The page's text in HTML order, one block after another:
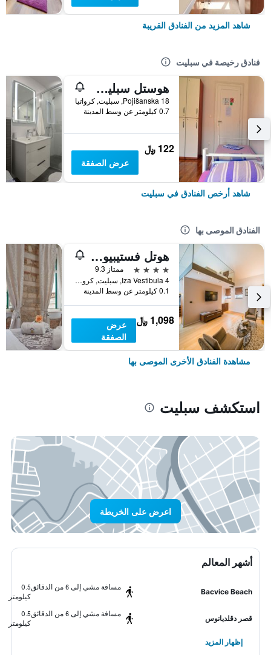
شاهد المزيد من الفنادق القريبة
فنادق رخيصة في سبليت
هوستل سبليت باكباكرز 2
Pojišanska 18, سبليت, كرواتيا
0.7 كيلومتر عن وسط المدينة
122 ﷼
عرض الصفقة
شاهد أرخص الفنادق في سبليت
الفنادق الموصى بها
هوتل فستيبيول بالاس
4 نجوم
ممتاز 9.3
Iza Vestibula 4, سبليت, كرواتيا
0.1 كيلومتر عن وسط المدينة
1,098 ﷼
عرض
الصفقة
مشاهدة الفنادق الأخرى الموصى بها
استكشف سبليت
اعرض على الخريطة
أشهر المعالم
Bacvice Beach
مسافة مشي إلى 6 من الدقائق
0.5
كيلومتر
قصر دقلديانوس
مسافة مشي إلى 6 من الدقائق
0.5
كيلومتر
إظهار المزيد